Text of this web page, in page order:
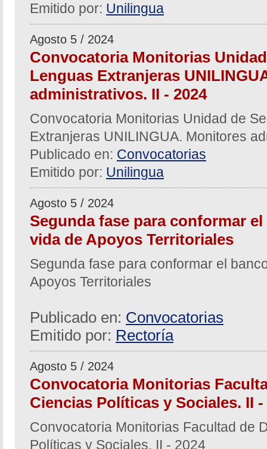
Emitido por: Unilingua
Agosto 5 / 2024
Convocatoria Monitorias
Lenguas Extranjeras
administrativos. II - 2024
Convocatoria Monitorias Unidad de
Extranjeras UNILINGUA. Monitores
Publicado en: Convocatorias
Emitido por: Unilingua
Agosto 5 / 2024
Segunda fase para conformar
vida de Apoyos Territoriales
Segunda fase para conformar el
Apoyos Territoriales
Publicado en: Convocatorias
Emitido por: Rectoría
Agosto 5 / 2024
Convocatoria Monitorias
Ciencias Políticas y Sociales. II -
Convocatoria Monitorias Facultad de
Políticas y Sociales. II - 2024